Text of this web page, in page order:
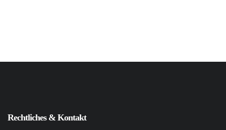
Rechtliches & Kontakt